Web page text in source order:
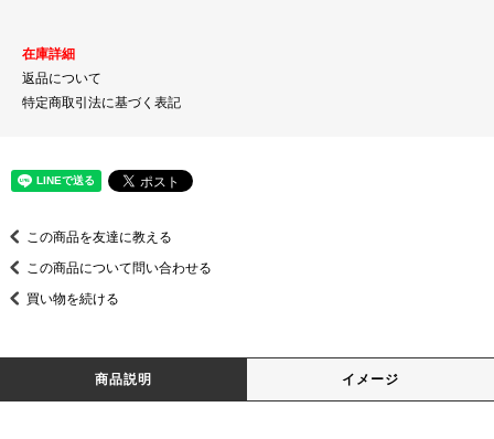
在庫詳細
返品について
特定商取引法に基づく表記
この商品を友達に教える
この商品について問い合わせる
買い物を続ける
商品説明 イメージ